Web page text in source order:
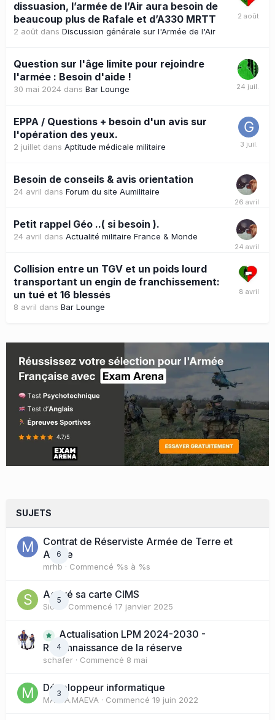
dissuasion, l’armée de l’Air aura besoin de
beaucoup plus de Rafale et d’A330 MRTT
2 août dans Discussion générale sur l'Armée de l'Air
Question sur l'âge limite pour rejoindre
l'armée : Besoin d'aide !
30 mai 2024 dans Bar Lounge
EPPA / Questions + besoin d'un avis sur
l'opération des yeux.
2 juillet dans Aptitude médicale militaire
Besoin de conseils & avis orientation
24 avril dans Forum du site Aumilitaire
Petit rappel Géo ..( si besoin ).
24 avril dans Actualité militaire France & Monde
Collision entre un TGV et un poids lourd
transportant un engin de franchissement:
un tué et 16 blessés
8 avril dans Bar Lounge
SUJETS
6
Contrat de Réserviste Armée de Terre et
Active
mrhb · Commencé %s à %s
5
Activé sa carte CIMS
Sioul · Commencé 17 janvier 2025
4
Actualisation LPM 2024-2030 -
Reconnaissance de la réserve
schafer · Commencé 8 mai
3
Développeur informatique
MAEVA.MAEVA · Commencé 19 juin 2022